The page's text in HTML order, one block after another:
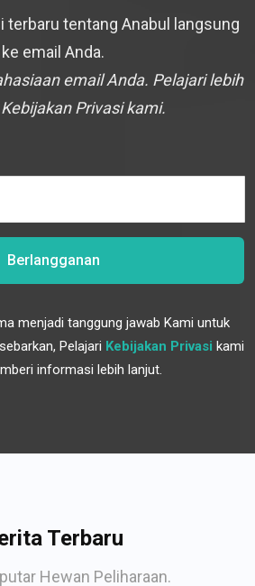
terbaru tentang Anabul langsung
ke email Anda.
email Anda. Pelajari lebih
Privasi kami.
Berlangganan
menjadi tanggung jawab Kami untuk
Pelajari Kebijakan Privasi kami
informasi lebih lanjut.
Terbaru
Hewan Peliharaan.